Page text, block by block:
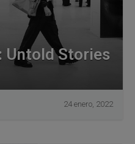
Untold Stories
24 enero, 2022